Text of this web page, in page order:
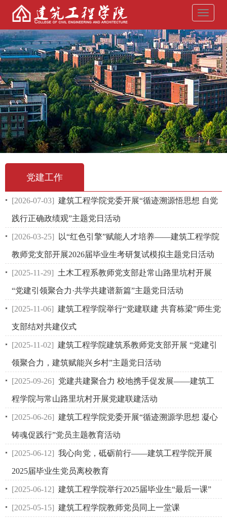
导
菜
单
党建工作
[2026-07-03] 建筑工程学院党委开展“循迹溯源悟思想 自觉
践行正确政绩观”主题党日活动
[2026-03-25] 以“红色引擎”赋能人才培养——建筑工程学院
教师党支部开展2026届毕业生考研复试模拟主题党日活动
[2025-11-29] 土木工程系教师党支部赴常山路里坑村开展
“党建引领聚合力·共学共建谱新篇”主题党日活动
[2025-11-06] 建筑工程学院举行“党建联建 共育栋梁”师生党
支部结对共建仪式
[2025-11-02] 建筑工程学院建筑系教师党支部开展 “党建引
领聚合力，建筑赋能兴乡村”主题党日活动
[2025-09-26] 党建共建聚合力 校地携手促发展——建筑工
程学院与常山路里坑村开展党建联建活动
[2025-06-26] 建筑工程学院党委开展“循迹溯源学思想 凝心
铸魂促践行”党员主题教育活动
[2025-06-12] 我心向党，砥砺前行——建筑工程学院开展
2025届毕业生党员离校教育
[2025-06-12] 建筑工程学院举行2025届毕业生“最后一课”
[2025-05-15] 建筑工程学院教师党员同上一堂课